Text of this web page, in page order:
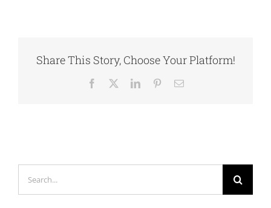
Share This Story, Choose Your Platform!
Facebook LinkedInPinterestEmail